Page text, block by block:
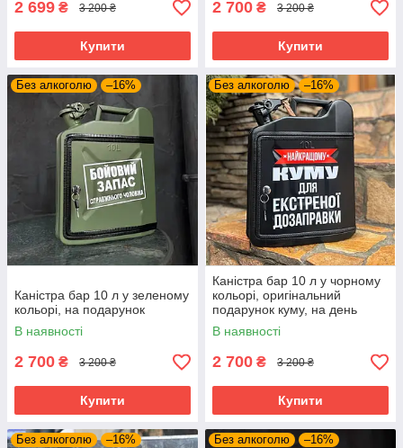
2 699 ₴ 3 200 ₴
Купити
2 700 ₴ 3 200 ₴
Купити
Без алкоголю –16%
Каністра бар 10 л у зеленому
кольорі, на подарунок
В наявності
2 700 ₴ 3 200 ₴
Купити
Без алкоголю –16%
Каністра бар 10 л у чорному
кольорі, оригінальний
подарунок куму, на день
народження
В наявності
2 700 ₴ 3 200 ₴
Купити
Без алкоголю –16% Без алкоголю –16%